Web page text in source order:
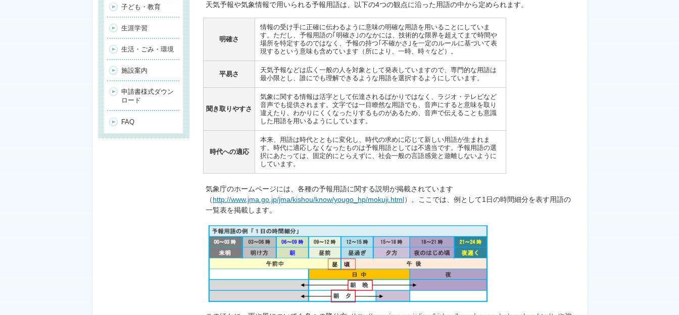
天気予報や気象情報で用いられる予報用語は、以下の4つの観点に沿った用語の中から定められます。
明確さ
情報の受け手に正確に伝わるように意味の明確な用語を用いることにしていま
す。ただし、予報用語の｢明確さ｣のなかには、技術的な限界を超えてまで時間や
場所を特定するのではなく、予報の持つ｢不確かさ｣を一定のルールに基づいて表
現するという意味も含めています（所により、一時、時々など）。
平易さ
天気予報などは広く一般の人を対象として発表していますので、専門的な用語は
最小限とし、誰にでも理解できるような用語を選択するようにしています。
聞き取りやすさ
気象に関する情報は活字として伝達されるばかりではなく、ラジオ・テレビなど
音声でも提供されます。文字では一目瞭然な用語でも、音声にすると意味を取り
違えたり、わかりにくくなったりするものがあるため、音声で伝えることも意識
した用語を用いるようにしています。
時代への適応
本来、用語は時代とともに変化し、時代の求めに応じて新しい用語が生まれま
す。時代に適応しなくなったものは予報用語としては不適当です。予報用語の選
択にあたっては、固定的にとらえずに、社会一般の言語感覚と遊離しないように
しています。
気象庁のホームページには、各種の予報用語に関する説明が掲載されています
（http://www.jma.go.jp/jma/kishou/know/yougo_hp/mokuji.html）。ここでは、例として1日の時間細分を表す用語の
一覧表を掲載します。
子ども・教育
生涯学習
生活・ごみ・環境
施設案内
申請書様式ダウン
ロード
FAQ